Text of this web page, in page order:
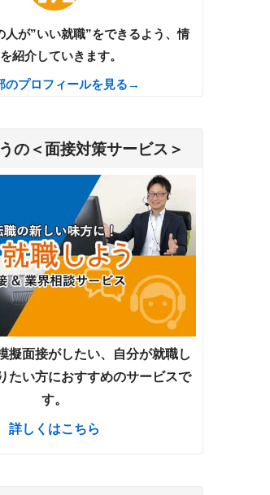
人が”いい就職”をできるよう、情
紹介していきます。
のプロフィールを見る→
の＜面接対策サービス＞
擬面接がしたい、自分が就職し
たい方におすすめのサービスで
す。
詳しくはこちら